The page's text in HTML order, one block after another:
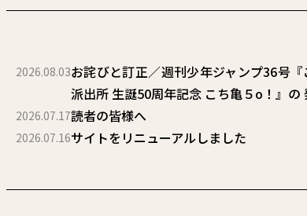
2026.08.03お詫びと訂正／週刊少年ジャンプ36号
派出所 生誕50周年記念 こち亀５o！』の
2026.07.17読者の皆様へ
2026.07.16サイトをリニューアルしました